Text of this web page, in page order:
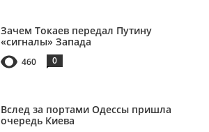
Зачем Токаев передал Путину
«сигналы» Запада
460 0
Вслед за портами Одессы пришла
очередь Киева